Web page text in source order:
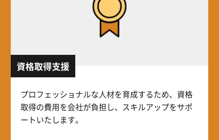
資格取得支援
プロフェッショナルな人材を育成するため、資格
取得の費用を会社が負担し、スキルアップをサポ
ートいたします。